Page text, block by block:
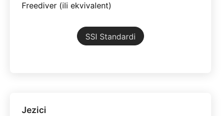
Freediver (ili ekvivalent)
SSI Standardi
Jezici